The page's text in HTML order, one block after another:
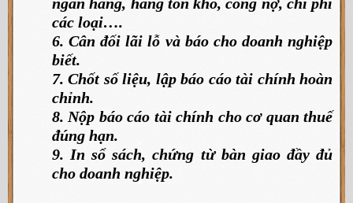
ngân hàng, hàng tồn kho, công nợ, chi phí
các loại….
6. Cân đối lãi lỗ và báo cho doanh nghiệp
biết.
7. Chốt số liệu, lập báo cáo tài chính hoàn
chỉnh.
8. Nộp báo cáo tài chính cho cơ quan thuế
đúng hạn.
9. In sổ sách, chứng từ bàn giao đầy đủ
cho doanh nghiệp.